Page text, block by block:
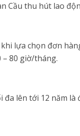
Cầu thu hút lao
lựa chọn đơn
80 giờ/tháng.
đa lên tới 12 năm